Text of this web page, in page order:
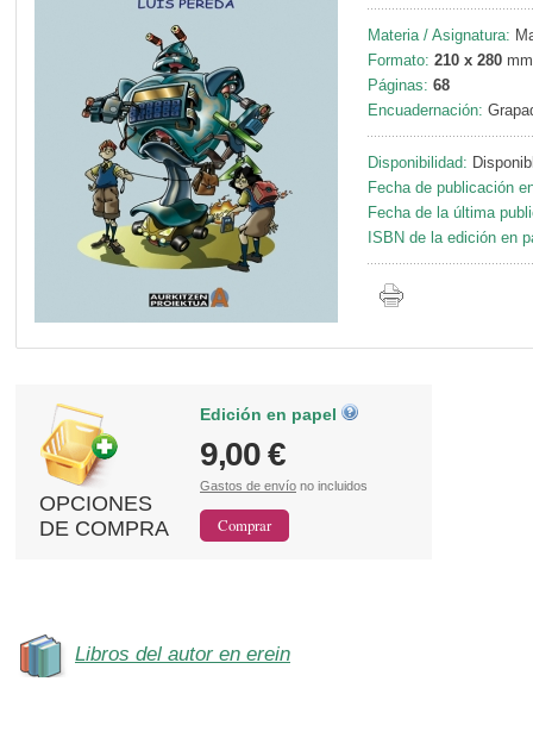
Materia / Asignatura:
Formato: 210 x 280 mm
Páginas: 68
Encuadernación:
Disponibilidad:
Fecha de publicación
Fecha de la última
ISBN de la edición en
OPCIONES
DE COMPRA
Edición en papel
9,00 €
Gastos de envío no incluidos
Libros del autor en erein